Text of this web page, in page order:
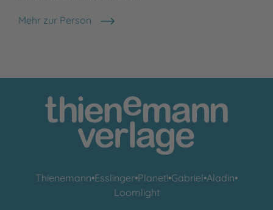
Mehr zur Person
Achim Ahlgrimm
Thienemann•Esslinger•Planet!•Gabriel•Aladin•
Loomlight